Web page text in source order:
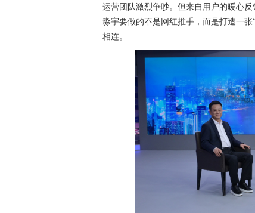
运营团队激烈争吵。但来自用户的暖心
淼宇要做的不是网红推手，而是打造一
相连。